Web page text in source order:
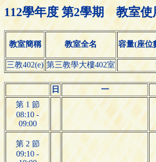
112學年度 第2學期 教室使
教室簡稱 教室全名 容量(座位
三教402(e) 第三教學大樓402室
日 一
第 1 節
08:10 -
09:00
第 2 節
09:10 -